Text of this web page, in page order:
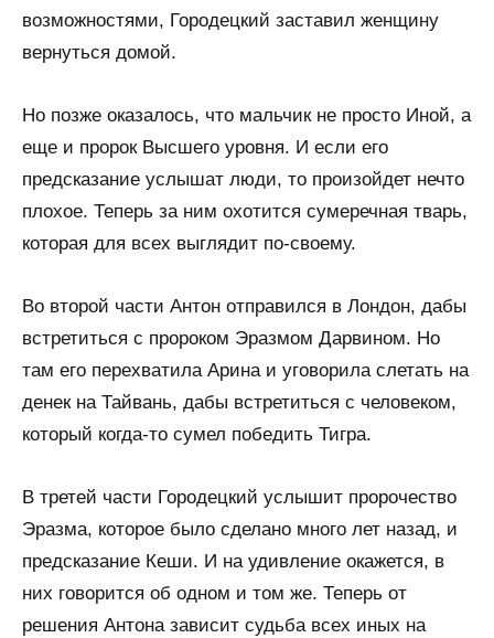
возможностями, Городецкий заставил женщину
вернуться домой.
Но позже оказалось, что мальчик не просто Иной, а
еще и пророк Высшего уровня. И если его
предсказание услышат люди, то произойдет нечто
плохое. Теперь за ним охотится сумеречная тварь,
которая для всех выглядит по-своему.
Во второй части Антон отправился в Лондон, дабы
встретиться с пророком Эразмом Дарвином. Но
там его перехватила Арина и уговорила слетать на
денек на Тайвань, дабы встретиться с человеком,
который когда-то сумел победить Тигра.
В третей части Городецкий услышит пророчество
Эразма, которое было сделано много лет назад, и
предсказание Кеши. И на удивление окажется, в
них говорится об одном и том же. Теперь от
решения Антона зависит судьба всех иных на